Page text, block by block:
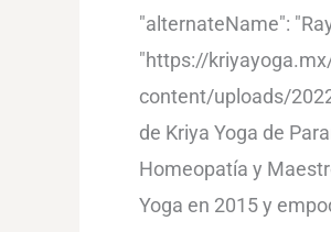
"alternateName":
"https://
content/uploads/
de Kriya Yoga de
Homeopatía y
Yoga en 2015 y